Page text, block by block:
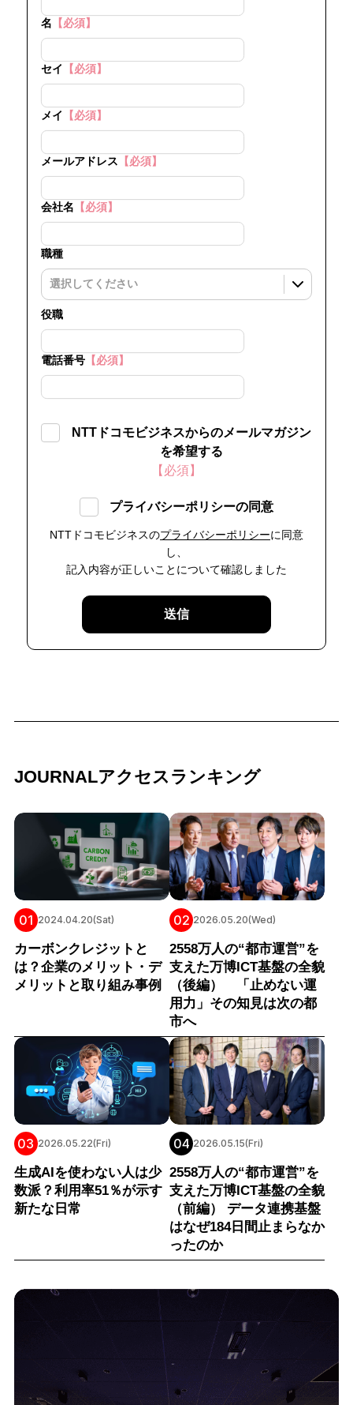
名 【必須】
セイ 【必須】
メイ 【必須】
メールアドレス 【必須】
会社名 【必須】
職種
役職
電話番号【必須】
NTTドコモビジネスからのメールマガジン
を希望する
【必須】
プライバシーポリシーの同意
NTTドコモビジネスのプライバシーポリシーに同意
し、
記入内容が正しいことについて確認しました
送信
JOURNALアクセスランキング
01 2024.04.20(Sat)
カーボンクレジットと
は？企業のメリット・デ
メリットと取り組み事例
02 2026.05.20(Wed)
2558万人の“都市運営”を
支えた万博ICT基盤の全貌
（後編） 「止めない運
用力」その知見は次の都
市へ
03 2026.05.22(Fri)
生成AIを使わない人は少
数派？利用率51％が示す
新たな日常
04 2026.05.15(Fri)
2558万人の“都市運営”を
支えた万博ICT基盤の全貌
（前編） データ連携基盤
はなぜ184日間止まらなか
ったのか